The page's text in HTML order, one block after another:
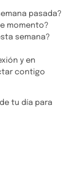
pasada?
momento?
semana?
y en
contigo
tu día para